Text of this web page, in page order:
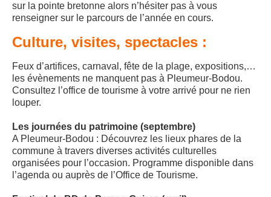
sur la pointe bretonne alors n’hésiter pas à vous
renseigner sur le parcours de l’année en cours.
Culture, visites, spectacles :
Feux d’artifices, carnaval, fête de la plage, expositions,…
les évènements ne manquent pas à Pleumeur-Bodou.
Consultez l’office de tourisme à votre arrivé pour ne rien
louper.
Les journées du patrimoine (septembre)
A Pleumeur-Bodou : Découvrez les lieux phares de la
commune à travers diverses activités culturelles
organisées pour l’occasion. Programme disponible dans
l’agenda ou auprès de l’Office de Tourisme.